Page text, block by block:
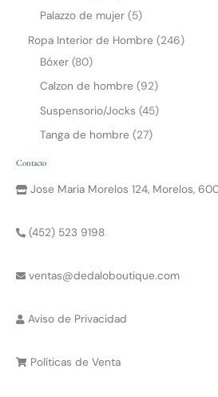
Palazzo de mujer 5
Ropa Interior de Hombre
246
Bóxer 80
Calzon de hombre
92
Suspensorio/Jocks 45
Tanga de hombre
27
Contacto
Jose Maria Morelos 124, Morelos,
(452) 523 9198
ventas@dedaloboutique.com
Aviso de Privacidad
Políticas de Venta